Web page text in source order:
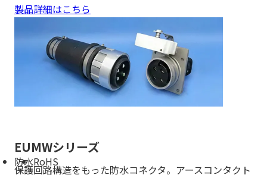
製品詳細はこちら
EUMWシリーズ
防水RoHS
保護回路構造をもった防水コネクタ。アースコンタクト